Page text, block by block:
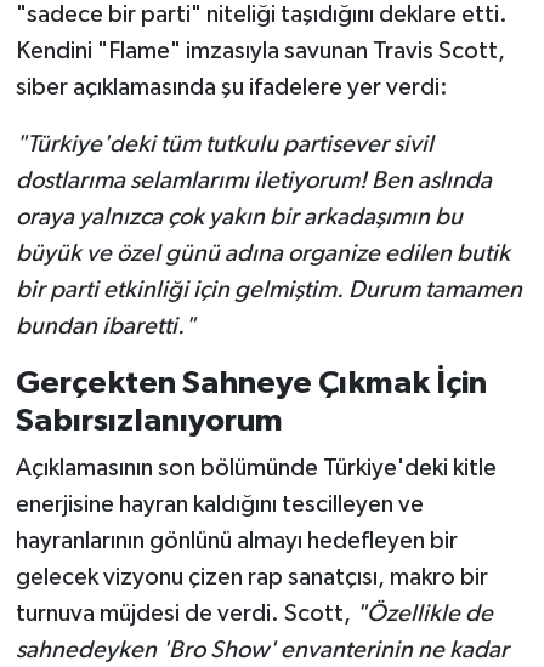
"sadece bir parti" niteliği taşıdığını deklare etti.
Kendini "Flame" imzasıyla savunan Travis Scott,
siber açıklamasında şu ifadelere yer verdi:
"Türkiye'deki tüm tutkulu partisever sivil
dostlarıma selamlarımı iletiyorum! Ben aslında
oraya yalnızca çok yakın bir arkadaşımın bu
büyük ve özel günü adına organize edilen butik
bir parti etkinliği için gelmiştim. Durum tamamen
bundan ibaretti."
Gerçekten Sahneye Çıkmak İçin
Sabırsızlanıyorum
Açıklamasının son bölümünde Türkiye'deki kitle
enerjisine hayran kaldığını tescilleyen ve
hayranlarının gönlünü almayı hedefleyen bir
gelecek vizyonu çizen rap sanatçısı, makro bir
turnuva müjdesi de verdi. Scott, "Özellikle de
sahnedeyken 'Bro Show' envanterinin ne kadar